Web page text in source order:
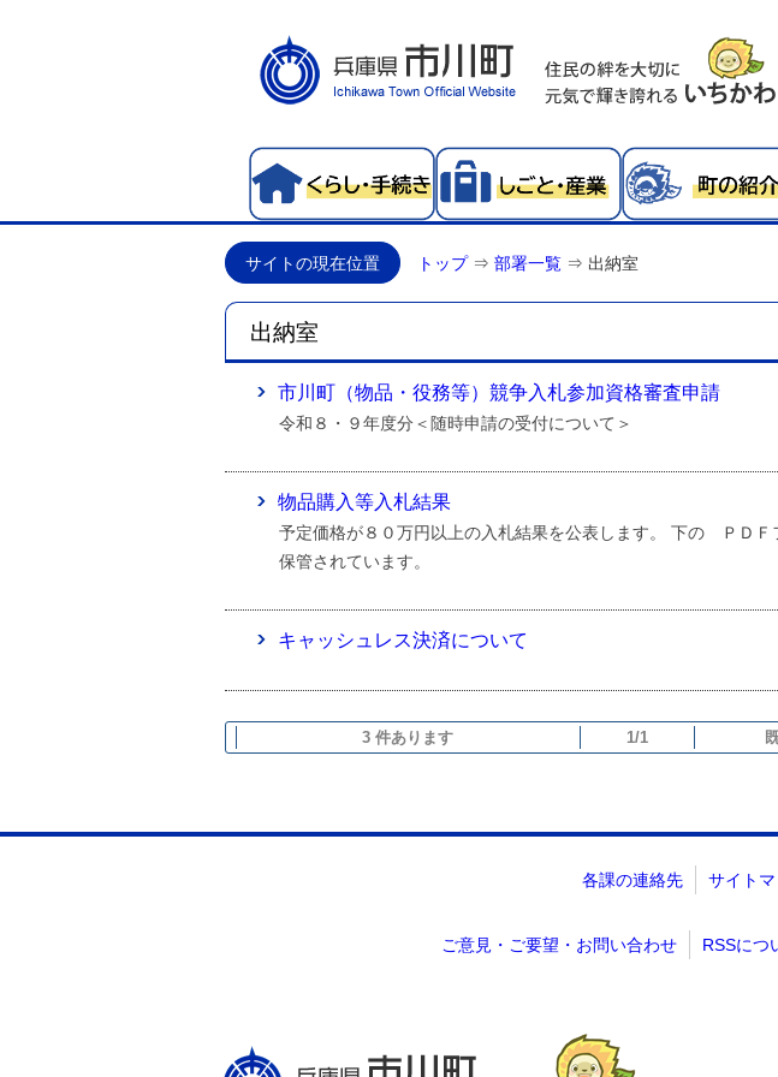
サイトの現在位置 トップ⇒ 部署一覧 ⇒ 出納室
出納室
市川町（物品・役務等）競争入札参加資格審査申請
令和８・９年度分＜随時申請の受付について＞
物品購入等入札結果
予定価格が８０万円以上の入札結果を公表します。 下の ＰＤ
保管されています。
キャッシュレス決済について
3 件あります 1/1
各課の連絡先 サイト
ご意見・ご要望・お問い合わせ RSSにつ